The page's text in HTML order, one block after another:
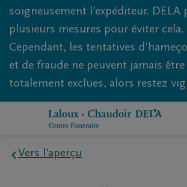
soigneusement l'expéditeur. DELA
plusieurs mesures pour éviter cela.
Cependant, les tentatives
et de fraude ne peuvent jamais être
totalement exclues, alors restez
Vers l'aperçu